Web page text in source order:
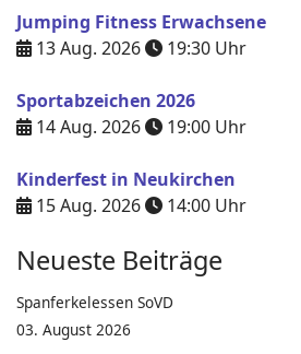
Jumping Fitness Erwachsene
13 Aug. 2026
19:30 Uhr
Sportabzeichen 2026
14 Aug. 2026
19:00 Uhr
Kinderfest in Neukirchen
15 Aug. 2026
14:00 Uhr
Neueste Beiträge
Spanferkelessen SoVD
03. August 2026